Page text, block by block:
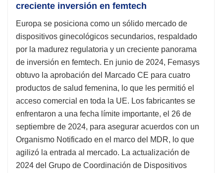
creciente inversión en femtech
Europa se posiciona como un sólido mercado de
dispositivos ginecológicos secundarios, respaldado
por la madurez regulatoria y un creciente panorama
de inversión en femtech. En junio de 2024, Femasys
obtuvo la aprobación del Marcado CE para cuatro
productos de salud femenina, lo que les permitió el
acceso comercial en toda la UE. Los fabricantes se
enfrentaron a una fecha límite importante, el 26 de
septiembre de 2024, para asegurar acuerdos con un
Organismo Notificado en el marco del MDR, lo que
agilizó la entrada al mercado. La actualización de
2024 del Grupo de Coordinación de Dispositivos